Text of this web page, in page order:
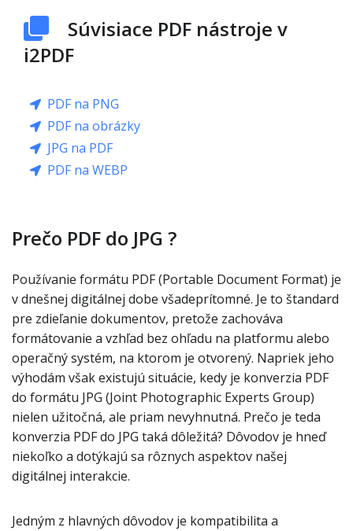
Súvisiace PDF nástroje v
i2PDF
PDF na PNG
PDF na obrázky
JPG na PDF
PDF na WEBP
Prečo PDF do JPG ?
Používanie formátu PDF (Portable Document Format) je
v dnešnej digitálnej dobe všadeprítomné. Je to štandard
pre zdieľanie dokumentov, pretože zachováva
formátovanie a vzhľad bez ohľadu na platformu alebo
operačný systém, na ktorom je otvorený. Napriek jeho
výhodám však existujú situácie, kedy je konverzia PDF
do formátu JPG (Joint Photographic Experts Group)
nielen užitočná, ale priam nevyhnutná. Prečo je teda
konverzia PDF do JPG taká dôležitá? Dôvodov je hneď
niekoľko a dotýkajú sa rôznych aspektov našej
digitálnej interakcie.
Jedným z hlavných dôvodov je kompatibilita a